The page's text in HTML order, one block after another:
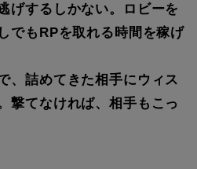
げするしかない。ロビーを
でもRPを取れる時間を稼げ
、詰めてきた相手にウィス
撃てなければ、相手もこっ